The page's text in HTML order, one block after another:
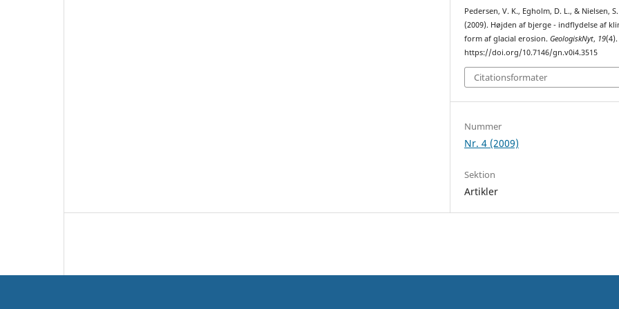
Pedersen, V. K., Egholm, D. L., & Nielsen, S.
(2009). Højden af bjerge - indflydelse af
form af glacial erosion.GeologiskNyt, 19(4).
https://doi.org/10.7146/gn.v0i4.3515
Citationsformater
Nummer
Nr. 4 (2009)
Sektion
Artikler